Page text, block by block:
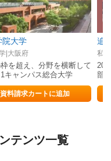
院大学
|大阪府
を超え、分野を横断して
キャンパス総合大学
資料請求カートに追加
追
私
部
テンツ一覧